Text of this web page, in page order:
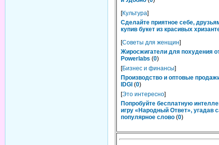
[Культура]
Сделайте приятное себе,
купив букет из красивых
[Советы для женщин]
Жиросжигатели для похудения
Powerlabs (0)
[Бизнес и финансы]
Производство и оптовые
IDGI (0)
[Это интересно]
Попробуйте бесплатную
игру «Народный Ответ», угадав
популярное слово (0)